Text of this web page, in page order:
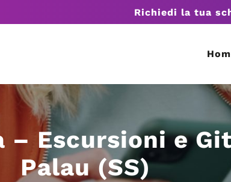
Richiedi la tua
– Escursioni e
Palau (SS)